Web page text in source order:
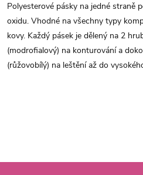
Polyesterové pásky na jedné straně
oxidu. Vhodné na všechny typy
kovy. Každý pásek je dělený na 2
(modrofialový) na konturování a
(růžovobílý) na leštění až do